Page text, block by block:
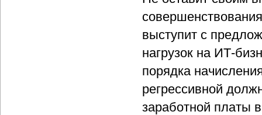
выступит с
нагрузок на ИТ-
порядка
регрессивной
заработной платы